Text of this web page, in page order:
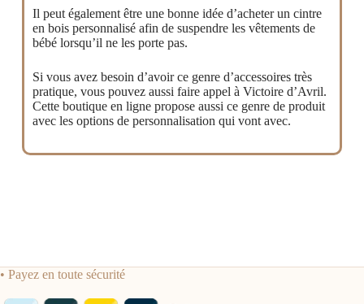
Il peut également être une bonne idée d’acheter un cintre
en bois personnalisé afin de suspendre les vêtements de
bébé lorsqu’il ne les porte pas.
Si vous avez besoin d’avoir ce genre d’accessoires très
pratique, vous pouvez aussi faire appel à Victoire d’Avril.
Cette boutique en ligne propose aussi ce genre de produit
avec les options de personnalisation qui vont avec.
• Payez en toute sécurité